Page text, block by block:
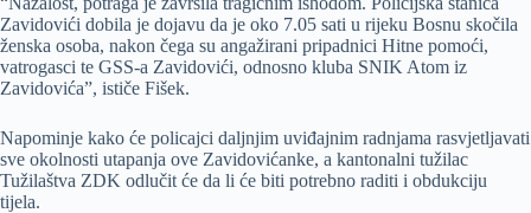
Zavidovići dobila je dojavu da je oko 7.05 sati u rijeku Bosnu skočila
ženska osoba, nakon čega su angažirani pripadnici Hitne pomoći,
vatrogasci te GSS-a Zavidovići, odnosno kluba SNIK Atom iz
Zavidovića”, ističe Fišek.
Napominje kako će policajci daljnjim uviđajnim radnjama rasvjetljavati
sve okolnosti utapanja ove Zavidovićanke, a kantonalni tužilac
Tužilaštva ZDK odlučit će da li će biti potrebno raditi i obdukciju
tijela.